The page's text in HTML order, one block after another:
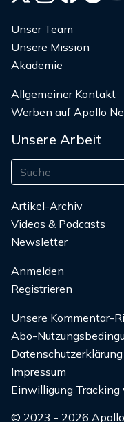
Unser Team
Unsere Mission
Akademie
Allgemeiner Kontakt
Werben auf Apollo
Unsere Arbeit
Artikel-Archiv
Videos & Podcasts
Newsletter
Anmelden
Registrieren
Unsere Kommentar-
Abo-
Datenschutzerklärung
Impressum
Einwilligung Tracking
© 2023 - 2026